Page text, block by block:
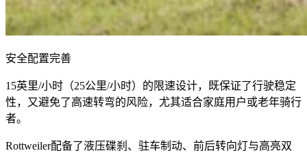
安全配置完善
15英里/小时（25公里/小时）的限速设计，既保证了行驶稳定
性，又避免了高速转弯的风险，尤其适合家庭用户或老年骑行
者。
Rottweiler配备了液压碟刹、驻车制动、前后转向灯与高亮双